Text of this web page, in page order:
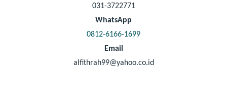
031-3722771
WhatsApp
0812-6166-1699
Email
alfithrah99@yahoo.co.id